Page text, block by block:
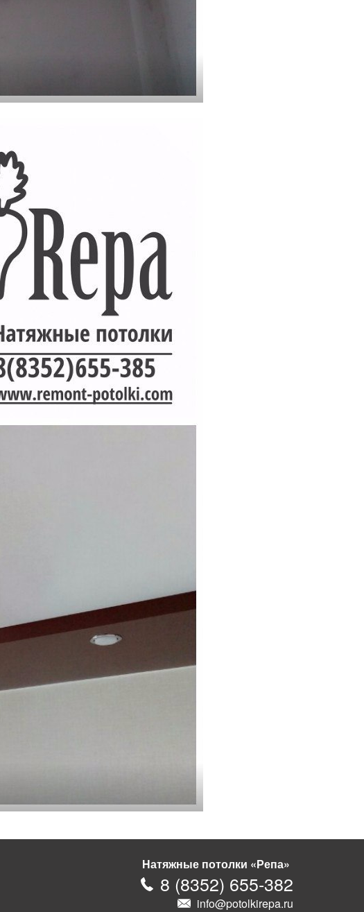
Натяжные потолки «Репа»
8 (8352) 655-382
info@potolkirepa.ru